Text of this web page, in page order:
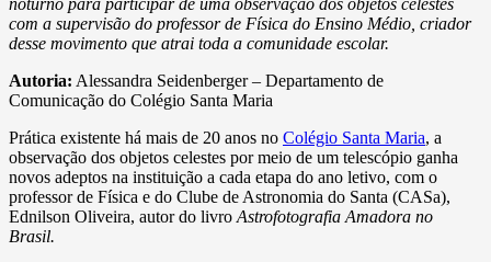
com a supervisão do professor de Física do Ensino Médio, criador
desse movimento que atrai toda a comunidade escolar.
Autoria: Alessandra Seidenberger – Departamento de
Comunicação do Colégio Santa Maria
Prática existente há mais de 20 anos no Colégio Santa Maria, a
observação dos objetos celestes por meio de um telescópio ganha
novos adeptos na instituição a cada etapa do ano letivo, com o
professor de Física e do Clube de Astronomia do Santa (CASa),
Ednilson Oliveira, autor do livro Astrofotografia Amadora no
Brasil.